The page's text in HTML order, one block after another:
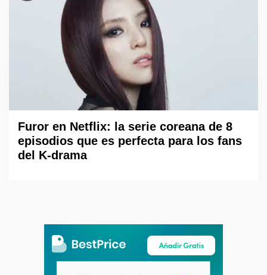
Furor en Netflix: la serie coreana de 8
episodios que es perfecta para los fans
del K-drama